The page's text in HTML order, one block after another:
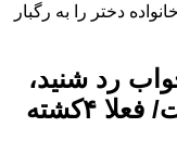
دختر را به رگبار
رد شنید،
خانواده دختر را به رگبار بست/ فعلا ۴کشته